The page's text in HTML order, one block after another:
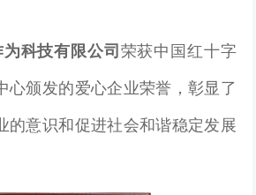
科技有限公司 荣获中国红十字
心颁发的爱心企业荣誉，彰显了
的意识和促进社会和谐稳定发展